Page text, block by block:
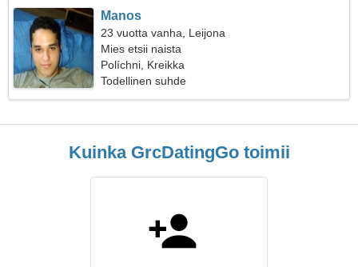
Manos
23 vuotta vanha, Leijona
Mies etsii naista
Políchni, Kreikka
Todellinen suhde
Kuinka GrcDatingGo toimii